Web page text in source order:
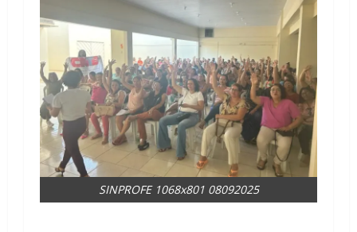
SINPROFE 1068x801 08092025